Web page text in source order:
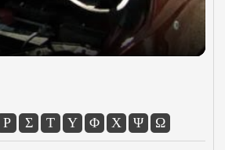
Ρ Σ Τ Υ Φ Χ Ψ Ω